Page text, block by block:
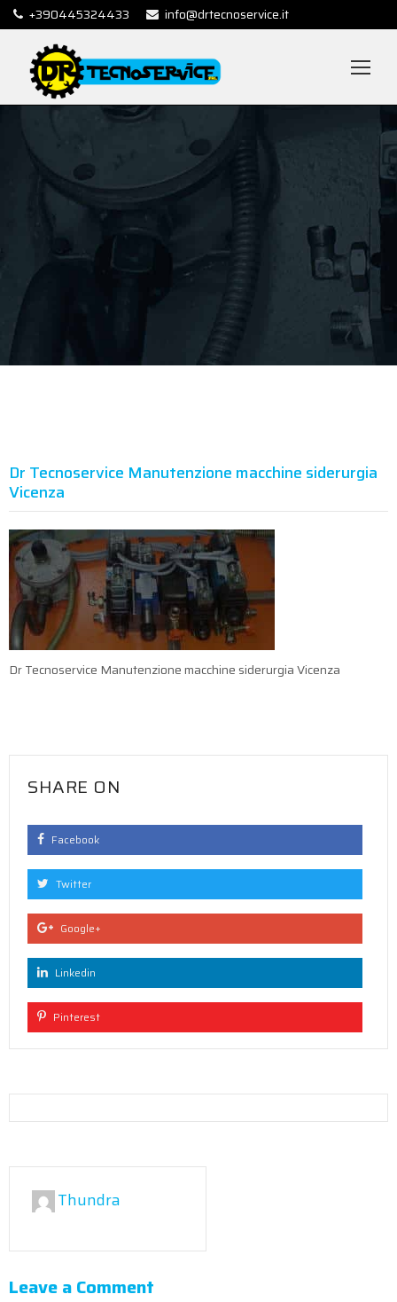
+390445324433 info@drtecnoservice.it
Dr Tecnoservice Manutenzione macchine siderurgia
Vicenza
Dr Tecnoservice Manutenzione macchine siderurgia Vicenza
SHARE ON
Facebook
Twitter
Google+
Linkedin
Pinterest
Thundra
Leave a Comment